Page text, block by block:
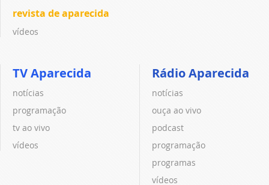
revista de aparecida
vídeos
TV Aparecida
notícias
programação
tv ao vivo
vídeos
Rádio Aparecida
notícias
ouça ao vivo
podcast
programação
programas
vídeos